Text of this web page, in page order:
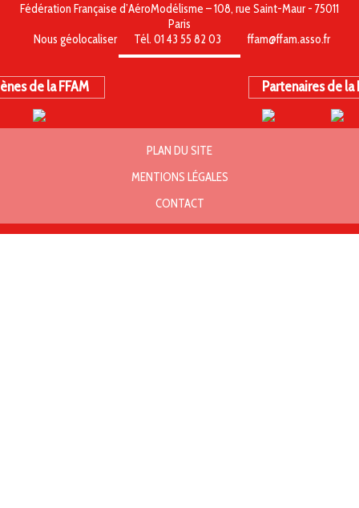
Fédération Française d’AéroModélisme – 108, rue Saint-Maur - 75011
Paris
Nous géolocaliser
Tél. 01 43 55 82 03 ffam@ffam.asso.fr
de la FFAM Partenaires de la
PLAN DU SITE
MENTIONS LÉGALES
CONTACT